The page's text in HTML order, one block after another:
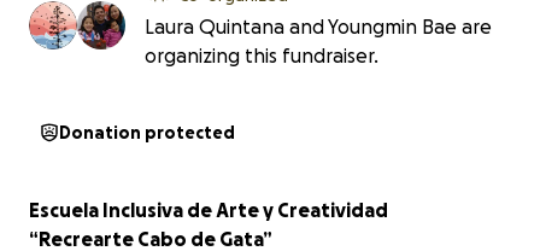
Laura Quintana and Youngmin Bae are
organizing this fundraiser.
Donation protected
Escuela Inclusiva de Arte y Creatividad
“Recrearte Cabo de Gata”